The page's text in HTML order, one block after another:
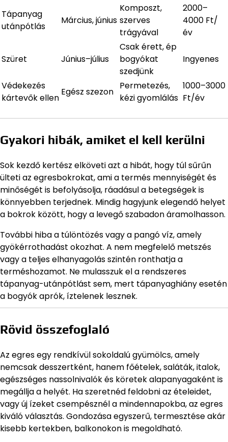
Tápanyag
utánpótlás
Március, június
Komposzt,
szerves
trágyával
2000–
4000 Ft/
év
Szüret Június–július
Csak érett, ép
bogyókat
szedjünk
Ingyenes
Védekezés
kártevők ellen
Egész szezon
Permetezés,
kézi gyomlálás
1000–3000
Ft/év
Gyakori hibák, amiket el kell kerülni
Sok kezdő kertész elköveti azt a hibát, hogy túl sűrűn
ülteti az egresbokrokat, ami a termés mennyiségét és
minőségét is befolyásolja, ráadásul a betegségek is
könnyebben terjednek. Mindig hagyjunk elegendő helyet
a bokrok között, hogy a levegő szabadon áramolhasson.
További hiba a túlöntözés vagy a pangó víz, amely
gyökérrothadást okozhat. A nem megfelelő metszés
vagy a teljes elhanyagolás szintén ronthatja a
terméshozamot. Ne mulasszuk el a rendszeres
tápanyag-utánpótlást sem, mert tápanyaghiány esetén
a bogyók aprók, íztelenek lesznek.
Rövid összefoglaló
Az egres egy rendkívül sokoldalú gyümölcs, amely
nemcsak desszertként, hanem főételek, saláták, italok,
egészséges nassolnivalók és köretek alapanyagaként is
megállja a helyét. Ha szeretnéd feldobni az ételeidet,
vagy új ízeket csempésznél a mindennapokba, az egres
kiváló választás. Gondozása egyszerű, termesztése akár
kisebb kertekben, balkonokon is megoldható.